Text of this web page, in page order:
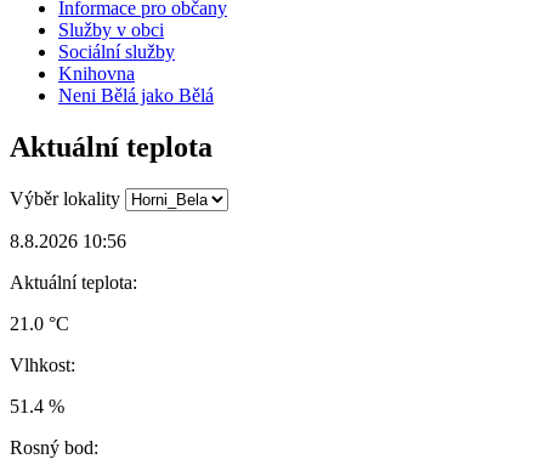
Informace pro občany
Služby v obci
Sociální služby
Knihovna
Neni Bělá jako Bělá
Aktuální teplota
Výběr lokality
8.8.2026 10:56
Aktuální teplota:
21.0 °C
Vlhkost:
51.4 %
Rosný bod: